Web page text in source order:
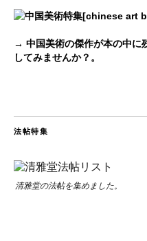
→ 中国美術の傑作が本の中に
してみませんか？。
法帖特集
清雅堂の法帖を集めました。